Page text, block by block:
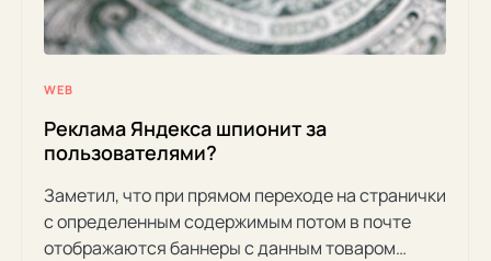
WEB
Реклама Яндекса шпионит за
пользователями?
Заметил, что при прямом переходе на странички
с определенным содержимым потом в почте
отображаются баннеры с данным товаром…